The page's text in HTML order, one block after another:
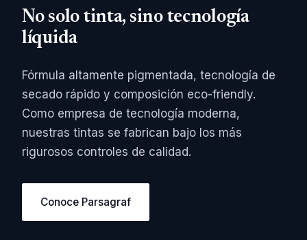
No solo tinta, sino tecnología
líquida
Fórmula altamente pigmentada, tecnología de
secado rápido y composición eco-friendly.
Como empresa de tecnología moderna,
nuestras tintas se fabrican bajo los más
rigurosos controles de calidad.
Conoce Parsagraf